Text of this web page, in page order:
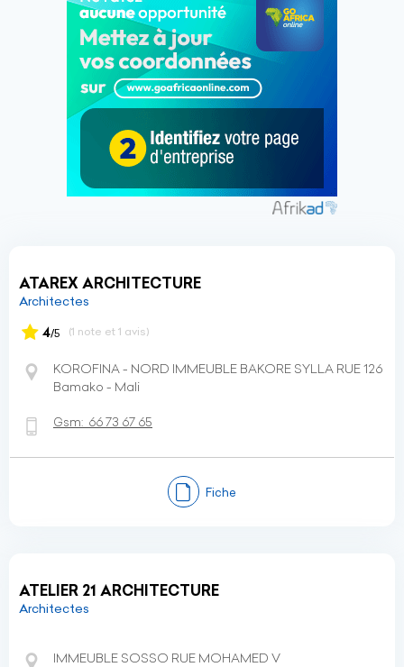
ATAREX ARCHITECTURE
Architectes
4/5 (1 note et 1 avis)
KOROFINA - NORD IMMEUBLE BAKORE SYLLA RUE 126
Bamako - Mali
Gsm: 66 73 67 65
Fiche
ATELIER 21 ARCHITECTURE
Architectes
IMMEUBLE SOSSO RUE MOHAMED V